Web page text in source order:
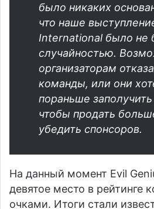
было никаких
что наше
International было не
случайностью.
организаторам
команды, или они
пораньше
чтобы продать
убедить спонсоров.
На данный момент Evil
девятое место в рейтинге
очками. Итоги стали